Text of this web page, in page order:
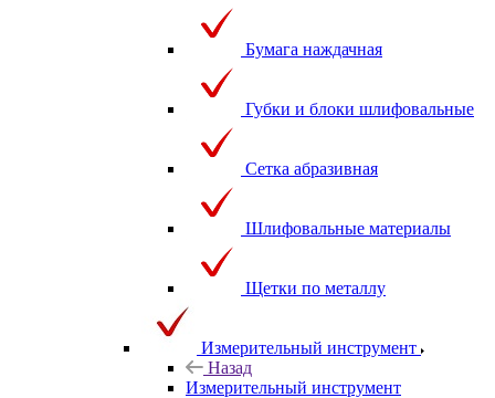
Бумага наждачная
Губки и блоки шлифовальные
Сетка абразивная
Шлифовальные материалы
Щетки по металлу
Измерительный инструмент
Назад
Измерительный инструмент